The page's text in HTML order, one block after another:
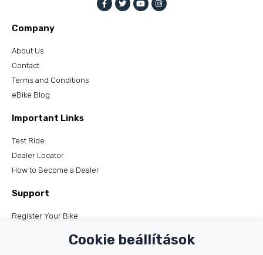
Company
About Us
Contact
Terms and Conditions
eBike Blog
Important Links
Test Ride
Dealer Locator
How to Become a Dealer
Support
Register Your Bike
Cookie beállítások